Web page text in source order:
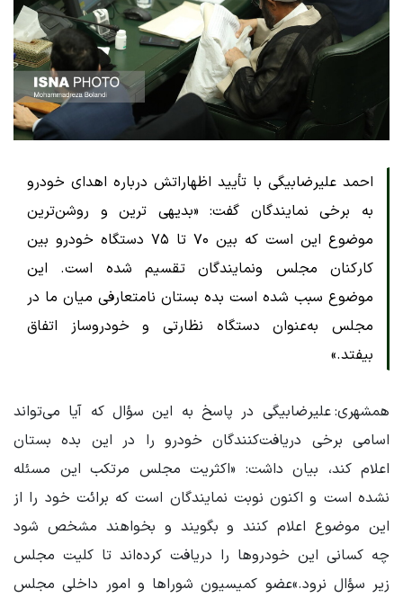
احمد علیرضابیگی با تأیید اظهاراتش درباره اهدای خودرو
به برخی نمایندگان گفت: «بدیهی‌ ترین و روشن‌ترین
موضوع این است که بین ۷۰ تا ۷۵ دستگاه خودرو بین
کارکنان مجلس ونمایندگان تقسیم شده است. این
موضوع سبب شده است بده بستان نامتعارفی میان ما در
مجلس به‌عنوان دستگاه نظارتی و خودروساز اتفاق
بیفتد.»
همشهری: علیرضابیگی در پاسخ به این سؤال که آیا می‌تواند
اسامی برخی دریافت‌کنندگان خودرو را در این بده بستان
اعلام کند، بیان داشت: «اکثریت مجلس مرتکب این مسئله
نشده‌ است و اکنون نوبت نمایندگان است که برائت خود را از
این موضوع اعلام کنند و بگویند و بخواهند مشخص شود
چه کسانی این خودروها را دریافت کرده‌اند تا کلیت مجلس
زیر سؤال نرود.»عضو کمیسیون شوراها و امور داخلی مجلس